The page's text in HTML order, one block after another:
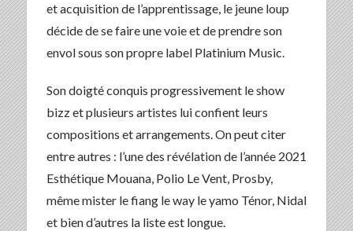
et acquisition de l’apprentissage, le jeune loup
décide de se faire une voie et de prendre son
envol sous son propre label Platinium Music.
Son doigté conquis progressivement le show
bizz et plusieurs artistes lui confient leurs
compositions et arrangements. On peut citer
entre autres : l’une des révélation de l’année 2021
Esthétique Mouana, Polio Le Vent, Prosby,
même mister le fiang le way le yamo Ténor, Nidal
et bien d’autres la liste est longue.